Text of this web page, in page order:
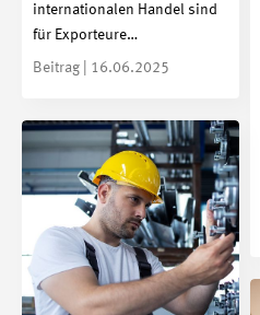
internationalen Handel sind
für Exporteure…
Beitrag | 16.06.2025